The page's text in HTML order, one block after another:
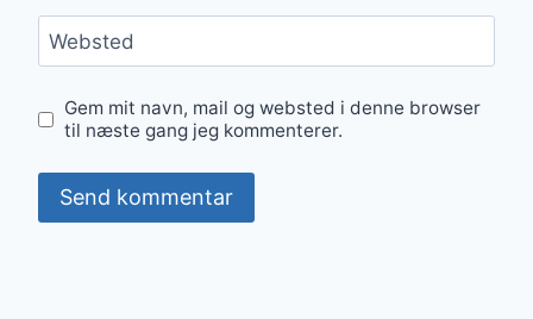
Websted
Gem mit navn, mail og websted i denne browser
til næste gang jeg kommenterer.